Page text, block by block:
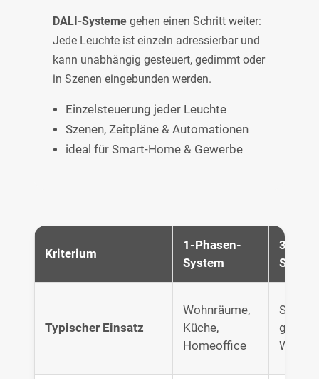
DALI-Systeme gehen einen Schritt weiter:
Jede Leuchte ist einzeln adressierbar und
kann unabhängig gesteuert, gedimmt oder
in Szenen eingebunden werden.
Einzelsteuerung jeder Leuchte
Szenen, Zeitpläne & Automationen
ideal für Smart-Home & Gewerbe
Kriterium
1-Phasen-
System
3-
Typischer Einsatz
Wohnräume,
Küche,
Homeoffice
Shops,